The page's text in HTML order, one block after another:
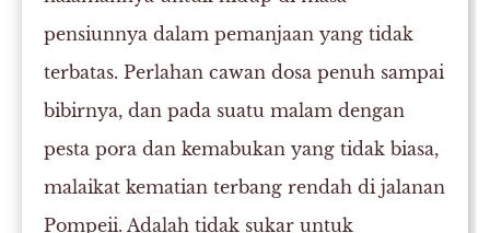
pensiunnya dalam pemanjaan yang tidak
terbatas. Perlahan cawan dosa penuh sampai
bibirnya, dan pada suatu malam dengan
pesta pora dan kemabukan yang tidak biasa,
malaikat kematian terbang rendah di jalanan
Pompeii. Adalah tidak sukar untuk